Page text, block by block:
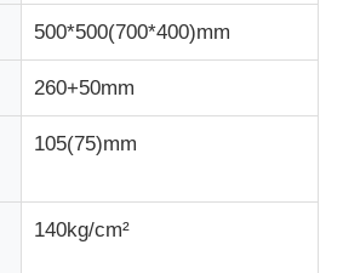
500*500(700*400)mm
260+50mm
105(75)mm
140kg/cm²